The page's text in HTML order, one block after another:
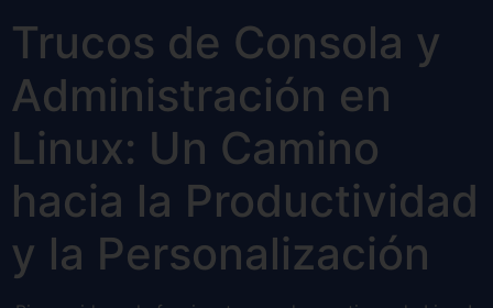
Trucos de Consola y
Administración en
Linux: Un Camino
hacia la Productividad
y la Personalización